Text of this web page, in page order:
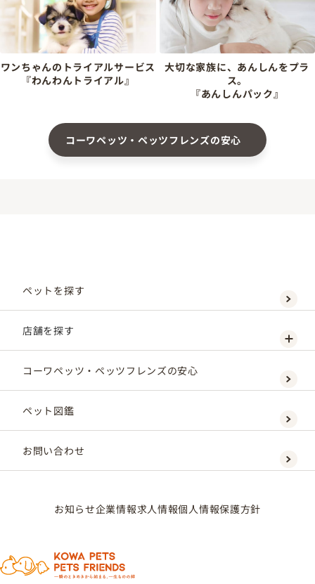
ワンちゃんのトライアルサービス
『わんわんトライアル』
大切な家族に、あんしんをプラ
ス。
『あんしんパック』
コーワペッツ・ペッツフレンズの安心
ペットを探す
店舗を探す
コーワペッツ・ペッツフレンズの安心
ペット図鑑
お問い合わせ
お知らせ企業情報求人情報個人情報保護方針